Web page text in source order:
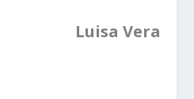
Luisa Vera